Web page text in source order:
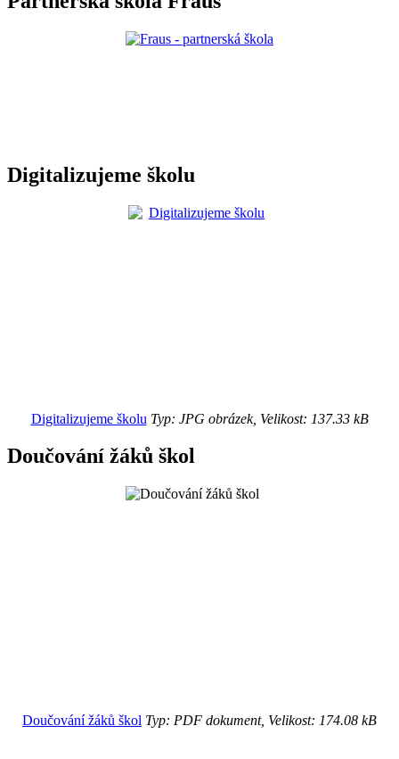
Digitalizujeme školu
Digitalizujeme školu Typ: JPG obrázek, Velikost: 137.33 kB
Doučování žáků škol
Doučování žáků škol Typ: PDF dokument, Velikost: 174.08 kB